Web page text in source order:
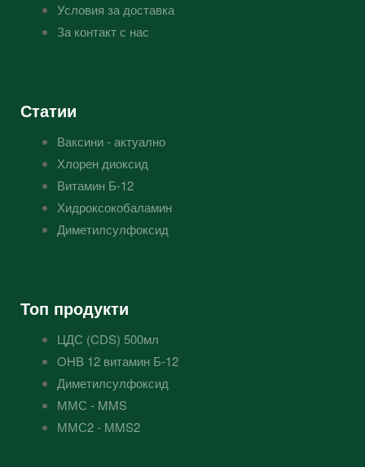
Условия за доставка
За контакт с нас
Статии
Ваксини - актуално
Хлорен диоксид
Витамин Б-12
Хидроксокобаламин
Диметилсулфоксид
Топ продукти
ЦДС (CDS) 500мл
OHB 12 витамин Б-12
Диметилсулфоксид
ММС - MMS
ММС2 - MMS2